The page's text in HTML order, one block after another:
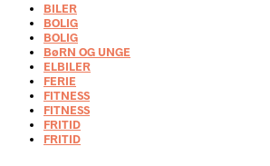
BILER
BOLIG
BOLIG
BøRN OG UNGE
ELBILER
FERIE
FITNESS
FITNESS
FRITID
FRITID